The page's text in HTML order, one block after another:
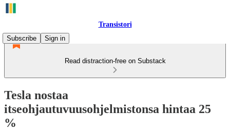
Transistori
Subscribe
Sign in
Read distraction-free on Substack
Tesla nostaa
itseohjautuvuusohjelmistonsa hintaa 25
%